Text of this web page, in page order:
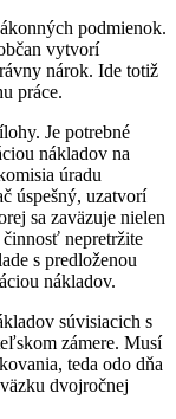
podmienok.
vytvorí
nárok. Ide totiž
práce.
Je potrebné
nákladov na
úradu
úspešný, uzatvorí
sa zaväzuje nielen
nepretržite
s predloženou
nákladov.
súvisiacich s
zámere. Musí
teda odo dňa
dvojročnej